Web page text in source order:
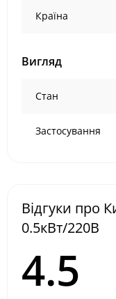
Країна
Вигляд
Стан
Застосування
Відгуки про
0.5кВт/220В
4.5